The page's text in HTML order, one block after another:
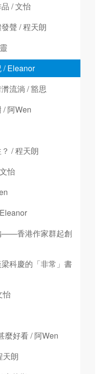
/ 文怡
聲 / 程天朗
/ Eleanor
流淌 / 豁思
/ 阿Wen
/ 程天朗
怡
——香港作家群起創
科慶的「非常」書
怡
麼好看 / 阿Wen
天朗